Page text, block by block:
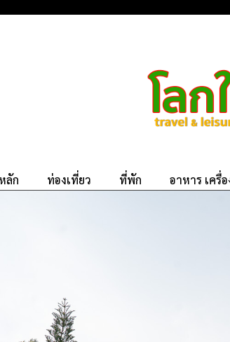
ลัก ท่องเที่ยว ที่พัก อาหาร เครื่